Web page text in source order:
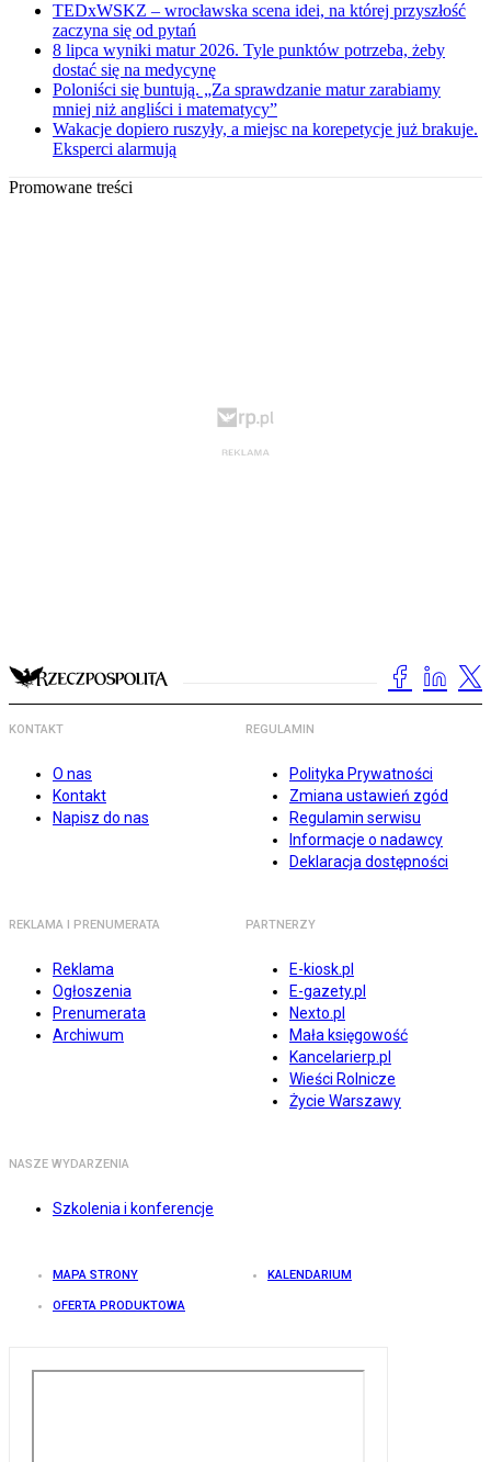
TEDxWSKZ – wrocławska scena idei, na której przyszłość
zaczyna się od pytań
8 lipca wyniki matur 2026. Tyle punktów potrzeba, żeby
dostać się na medycynę
Poloniści się buntują. „Za sprawdzanie matur zarabiamy
mniej niż angliści i matematycy”
Wakacje dopiero ruszyły, a miejsc na korepetycje już brakuje.
Eksperci alarmują
Promowane treści
KONTAKT
O nas
Kontakt
Napisz do nas
REGULAMIN
Polityka Prywatności
Zmiana ustawień zgód
Regulamin serwisu
Informacje o nadawcy
Deklaracja dostępności
REKLAMA I PRENUMERATA
Reklama
Ogłoszenia
Prenumerata
Archiwum
PARTNERZY
E-kiosk.pl
E-gazety.pl
Nexto.pl
Mała księgowość
Kancelarierp.pl
Wieści Rolnicze
Życie Warszawy
NASZE WYDARZENIA
Szkolenia i konferencje
MAPA STRONY KALENDARIUM
OFERTA PRODUKTOWA